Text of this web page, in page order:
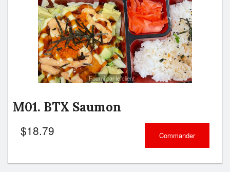
Fourni par le client
M01. BTX Saumon
$18.79 Commander